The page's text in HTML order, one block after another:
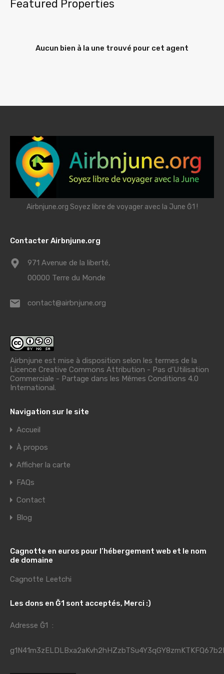
Featured Properties
Aucun bien à la une trouvé pour cet agent
Airbnjune.org Soyez libre de voyager avec la June Ğ1 !
Contacter Airbnjune.org
971 Avenue de la liberté,
00000 Terre du Monde
contact@airbnjune.org
Airbnjune est mise à disposition selon les termes de la
Licence Creative Commons Attribution - Pas d’Utilisation
Commerciale - Partage dans les Mêmes Conditions 4.0
International.
Navigation sur le site
Accueil
À propos
Afficher la carte
FAQs
Contact
Blog
Cagnotte en euros pour l’hébergement web et le nom
de domaine
Cagnotte Leetchi
Les dons en Ğ1 sont acceptés, Merci :)
Adresse Ğ1 :